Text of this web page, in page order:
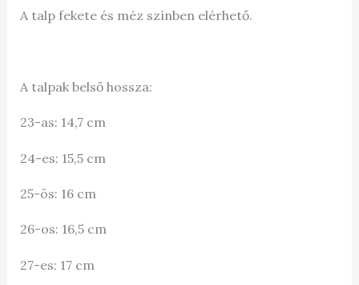
A talp fekete és méz színben elérhető.
A talpak belső hossza:
23-as: 14,7 cm
24-es: 15,5 cm
25-ös: 16 cm
26-os: 16,5 cm
27-es: 17 cm